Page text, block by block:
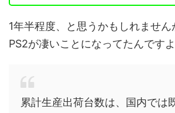
1年半程度、と思うかもしれませ
PS2が凄いことになってたんですよ
累計生産出荷台数は、国内では